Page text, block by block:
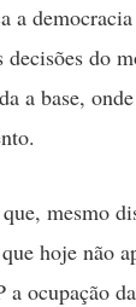
a
decisões do
a base,
mesmo
hoje não
a ocupação